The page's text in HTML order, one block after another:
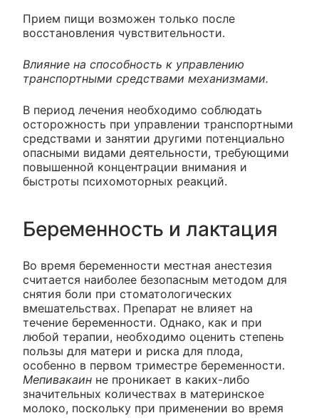
Прием пищи возможен только после
восстановления чувствительности.
Влияние на способность к управлению
транспортными средствами механизмами.
В период лечения необходимо соблюдать
осторожность при управлении транспортными
средствами и занятии другими потенциально
опасными видами деятельности, требующими
повышенной концентрации внимания и
быстроты психомоторных реакций.
Беременность и лактация
Во время беременности местная анестезия
считается наиболее безопасным методом для
снятия боли при стоматологических
вмешательствах. Препарат не влияет на
течение беременности. Однако, как и при
любой терапии, необходимо оценить степень
пользы для матери и риска для плода,
особенно в первом триместре беременности.
Мепивакаин не проникает в каких-либо
значительных количествах в материнское
молоко, поскольку при применении во время